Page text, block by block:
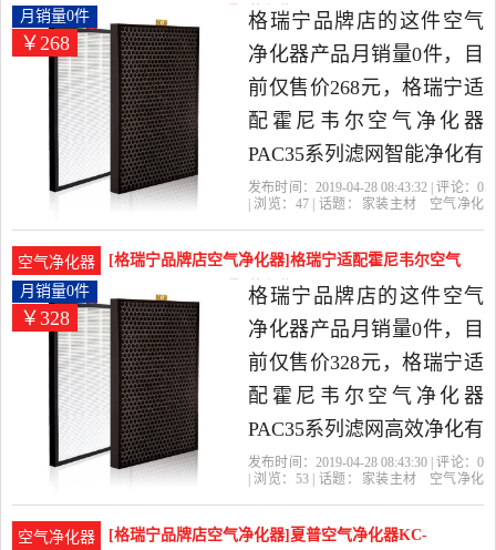
货。
净化器PAC3月销量0件仅售268元
￥268
月销量0件
格瑞宁品牌店的这件空气
净化器产品月销量0件，目
前仅售价268元，格瑞宁适
配霍尼韦尔空气净化器
PAC35系列滤网智能净化有
效除甲醛是2019年格瑞宁
性价比很高的空气净化
器，由上海发货。
发布时间：2019-04-28 08:43:32 | 评论： 0
| 浏览： 47| 话题： 家装主材
空气净化
空气净化器
[格瑞宁品牌店空气净化器]格瑞宁适配霍尼韦尔空气
净化器PAC3月销量0件仅售328元
￥328
月销量0件
格瑞宁品牌店的这件空气
净化器产品月销量0件，目
前仅售价328元，格瑞宁适
配霍尼韦尔空气净化器
PAC35系列滤网高效净化有
效除异味是2019年格瑞宁
性价比很高的空气净化
发布时间：2019-04-28 08:43:30 | 评论： 0
| 浏览： 53| 话题： 家装主材
空气净化
空气净化器
[格瑞宁品牌店空气净化器]夏普空气净化器KC-